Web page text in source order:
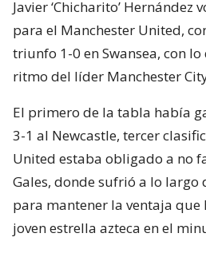
Javier ‘Chicharito’ Hernández
para el Manchester United,
triunfo 1-0 en Swansea, con
ritmo del líder Manchester
El primero de la tabla había
3-1 al Newcastle, tercer
United estaba obligado a no
Gales, donde sufrió a lo
para mantener la ventaja que
joven estrella azteca en el